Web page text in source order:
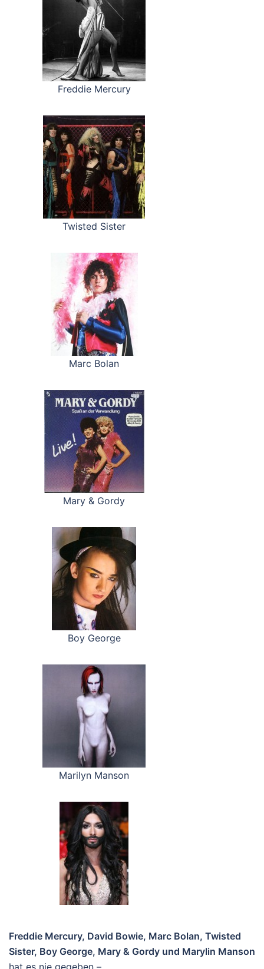
Freddie Mercury
Twisted Sister
Marc Bolan
Mary & Gordy
Boy George
Marilyn Manson
Freddie Mercury, David Bowie, Marc Bolan, Twisted
Sister, Boy George, Mary & Gordy und Marylin Manson
hat es nie gegeben –